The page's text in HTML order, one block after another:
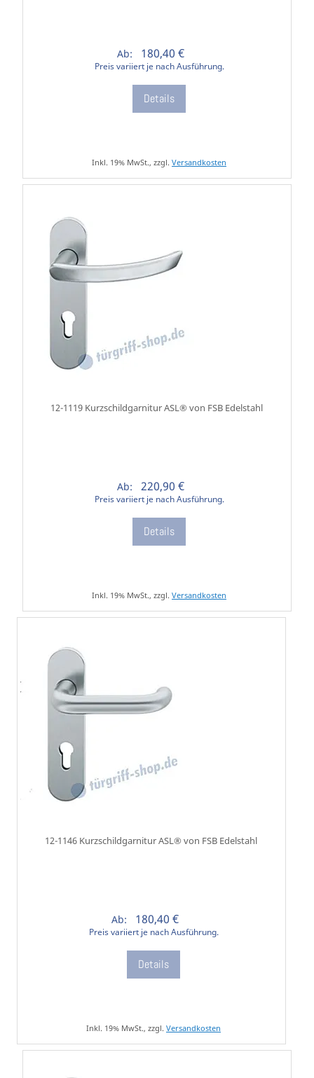
Ab: 180,40 €
Preis variiert je nach Ausführung.
Details
Inkl. 19% MwSt., zzgl. Versandkosten
12-1119 Kurzschildgarnitur ASL® von FSB Edelstahl
Ab: 220,90 €
Preis variiert je nach Ausführung.
Details
Inkl. 19% MwSt., zzgl. Versandkosten
12-1146 Kurzschildgarnitur ASL® von FSB Edelstahl
Ab: 180,40 €
Preis variiert je nach Ausführung.
Details
Inkl. 19% MwSt., zzgl. Versandkosten